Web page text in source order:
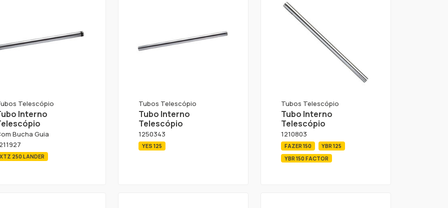
Telescópio
Interno
Bucha Guia
250 LANDER
Tubos Telescópio
Tubo Interno
Telescópio
1250343
YES 125
Tubos Telescópio
Tubo Interno
Telescópio
1210803
FAZER 150
YBR 125
YBR 150 FACTOR